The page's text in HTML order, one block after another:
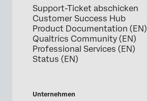
Support-Ticket abschicken
Customer Success Hub
Product Documentation (EN)
Qualtrics Community (EN)
Professional Services (EN)
Status (EN)
Unternehmen